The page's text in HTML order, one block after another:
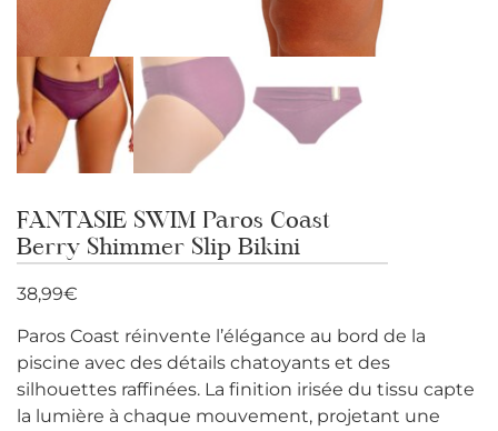
FANTASIE SWIM Paros Coast
Berry Shimmer Slip Bikini
38,99€
Paros Coast réinvente l’élégance au bord de la
piscine avec des détails chatoyants et des
silhouettes raffinées. La finition irisée du tissu capte
la lumière à chaque mouvement, projetant une